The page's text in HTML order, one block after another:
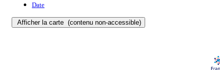
Date
Afficher la carte (contenu non-accessible)